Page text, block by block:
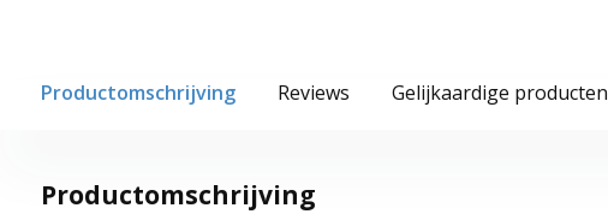
Productomschrijving Reviews Gelijkaardige producten
Productomschrijving